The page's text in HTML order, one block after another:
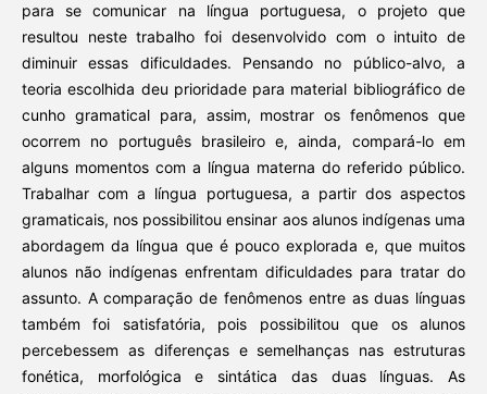
para se comunicar na língua portuguesa, o projeto que
resultou neste trabalho foi desenvolvido com o intuito de
diminuir essas dificuldades. Pensando no público-alvo, a
teoria escolhida deu prioridade para material bibliográfico de
cunho gramatical para, assim, mostrar os fenômenos que
ocorrem no português brasileiro e, ainda, compará-lo em
alguns momentos com a língua materna do referido público.
Trabalhar com a língua portuguesa, a partir dos aspectos
gramaticais, nos possibilitou ensinar aos alunos indígenas uma
abordagem da língua que é pouco explorada e, que muitos
alunos não indígenas enfrentam dificuldades para tratar do
assunto. A comparação de fenômenos entre as duas línguas
também foi satisfatória, pois possibilitou que os alunos
percebessem as diferenças e semelhanças nas estruturas
fonética, morfológica e sintática das duas línguas. As